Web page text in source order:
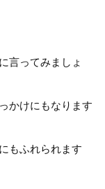
言ってみましょ
かけにもなります
もふれられます